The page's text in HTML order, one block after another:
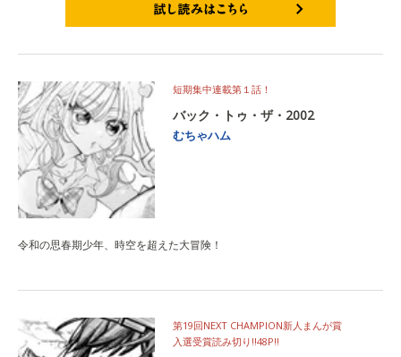
短期集中連載第１話！
バック・トゥ・ザ・2002
むちゃハム
令和の思春期少年、時空を超えた大冒険！
第19回NEXT CHAMPION新人まんが賞
入選受賞読み切り!!48P!!